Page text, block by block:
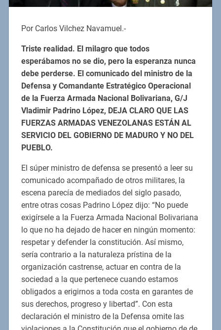
Por Carlos Vilchez Navamuel.-
Triste realidad. El milagro que todos
esperábamos no se dio, pero la esperanza nunca
debe perderse. El comunicado del ministro de la
Defensa y Comandante Estratégico Operacional
de la Fuerza Armada Nacional Bolivariana, G/J
Vladimir Padrino López, DEJA CLARO QUE LAS
FUERZAS ARMADAS VENEZOLANAS ESTÁN AL
SERVICIO DEL GOBIERNO DE MADURO Y NO DEL
PUEBLO.
El súper ministro de defensa se presentó a leer su
comunicado acompañado de otros militares, la
escena parecía de mediados del siglo pasado,
entre otras cosas Padrino López dijo: “No puede
exigírsele a la Fuerza Armada Nacional Bolivariana
lo que no ha dejado de hacer en ningún momento:
respetar y defender la constitución. Así mismo,
sería contrario a la naturaleza prístina de la
organización castrense, actuar en contra de la
sociedad a la que pertenece cuando estamos
obligados a erigirnos a toda costa en garantes de
sus derechos, progreso y libertad”. Con esta
declaración el ministro de la Defensa omite las